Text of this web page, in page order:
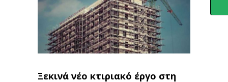
Ξεκινά νέο κτιριακό έργο στη